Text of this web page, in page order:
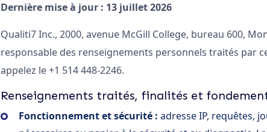
Dernière mise à jour : 13 juillet 2026
Qualiti7 Inc., 2000, avenue McGill College, bureau 600,
responsable des renseignements personnels traités par
appelez le +1 514 448-2246.
Renseignements traités, finalités et
Fonctionnement et sécurité : adresse IP, requêtes,